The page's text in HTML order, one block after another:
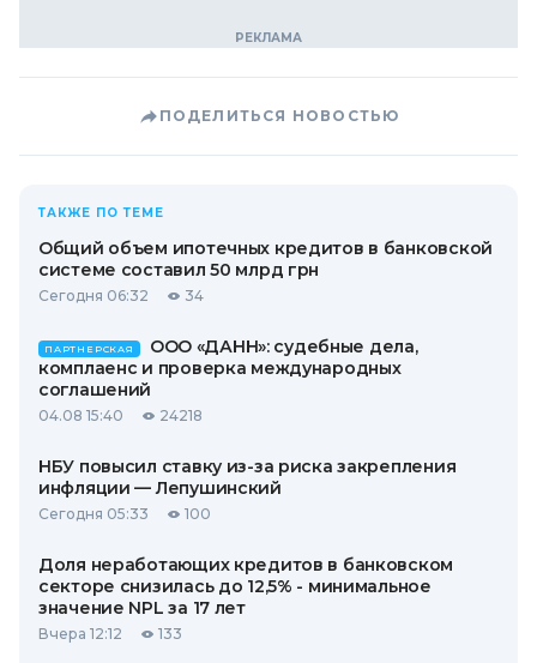
ПОДЕЛИТЬСЯ НОВОСТЬЮ
ТАКЖЕ ПО ТЕМЕ
Общий объем ипотечных кредитов в банковской
системе составил 50 млрд грн
Сегодня 06:32 34
ПАРТНЕРСКАЯ
ООО «ДАНН»: судебные дела,
комплаенс и проверка международных
соглашений
04.08 15:40 24218
НБУ повысил ставку из-за риска закрепления
инфляции — Лепушинский
Сегодня 05:33 100
Доля неработающих кредитов в банковском
секторе снизилась до 12,5% - минимальное
значение NPL за 17 лет
Вчера 12:12 133